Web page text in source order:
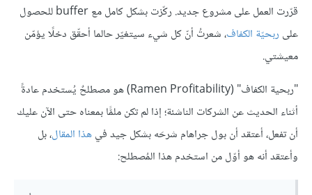
قرّرت العمل على مشروع جديد. ركّزت بشكل كامل مع buffer للحصول
على ربحيّة الكفاف، شعرتُ أنّ كل شيء سيتغيّر حالما أحقّق دخلًا يؤمّن
معيشتي.
"ربحية الكفاف" (Ramen Profitability) هو مصطلحٌ يُستخدم عادةً
أثناء الحديث عن الشركات الناشئة؛ إذا لم تكن ملمًّا بمعناه حتى الآن عليك
أن تفعل، أعتقد أن بول جراهام شرحَه بشكل جيد فيهذا المقال، بل
وأعتقد أنه هو أوّل من استخدم هذا المُصطلح: